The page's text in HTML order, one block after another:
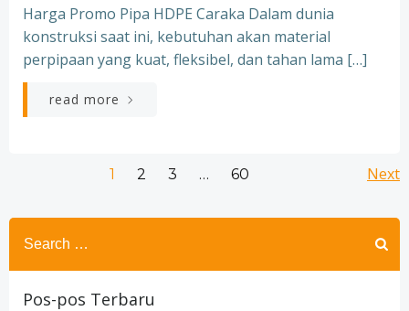
Harga Promo Pipa HDPE Caraka Dalam dunia
konstruksi saat ini, kebutuhan akan material
perpipaan yang kuat, fleksibel, dan tahan lama […]
read more
navigation
Page
1 Page
2 Page
3 … Page
60 Next
Search
for:
Pos-pos Terbaru